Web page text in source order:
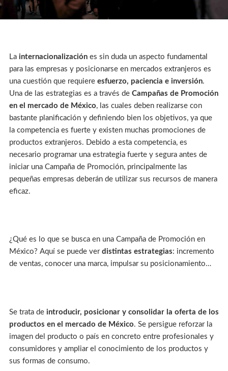
La internacionalizaciónes sin duda un aspecto fundamental
para las empresas y posicionarse en mercados extranjeros es
una cuestión que requiere esfuerzo, paciencia e inversión.
Una de las estrategias es a través de Campañas de Promoción
en el mercado de México, las cuales deben realizarse con
bastante planificación y definiendo bien los objetivos, ya que
la competencia es fuerte y existen muchas promociones de
productos extranjeros. Debido a esta competencia, es
necesario programar una estrategia fuerte y segura antes de
iniciar una Campaña de Promoción, principalmente las
pequeñas empresas deberán de utilizar sus recursos de manera
eficaz.
¿Qué es lo que se busca en una Campaña de Promoción en
México? Aquí se puede ver distintas estrategias: incremento
de ventas, conocer una marca, impulsar su posicionamiento…
Se trata de introducir, posicionar y consolidar la oferta de los
productos en el mercado de México. Se persigue reforzar la
imagen del producto o país en concreto entre profesionales y
consumidores y ampliar el conocimiento de los productos y
sus formas de consumo.